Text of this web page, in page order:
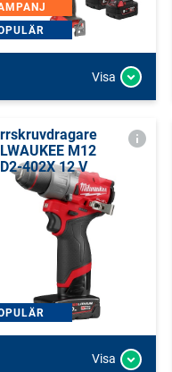
Visa
M12
402X 12 V
Visa